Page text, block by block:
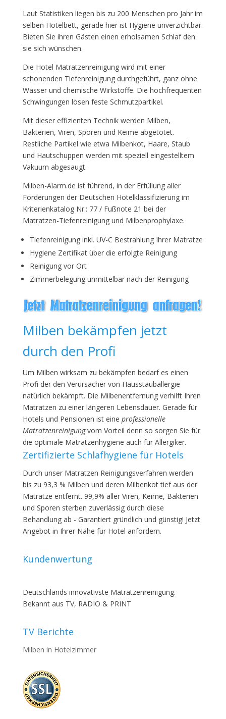
Laut Statistiken liegen bis zu 200 Menschen pro Jahr im
selben Hotelbett, gerade hier ist Hygiene unverzichtbar.
Bieten Sie ihren Gästen einen erholsamen Schlaf den
sie sich wünschen.
Die Hotel Matratzenreinigung wird mit einer
schonenden Tiefenreinigung durchgeführt, ganz ohne
Wasser und chemische Wirkstoffe. Die hochfrequenten
Schwingungen lösen feste Schmutzpartikel.
Mit dieser effizienten Technik werden Milben,
Bakterien, Viren, Sporen und Keime abgetötet.
Restliche Partikel wie etwa Milbenkot, Haare, Staub
und Hautschuppen werden mit speziell eingestelltem
Vakuum abgesaugt.
Milben-Alarm.de ist führend, in der Erfüllung aller
Forderungen der Deutschen Hotelklassifizierung im
Kriterienkatalog Nr.: 77 / Fußnote 21 bei der
Matratzen-Tiefenreinigung und Milbenprophylaxe.
Tiefenreinigung inkl. UV-C Bestrahlung Ihrer Matratze
Hygiene Zertifikat über die erfolgte Reinigung
Reinigung vor Ort
Zimmerbelegung unmittelbar nach der Reinigung
Milben bekämpfen jetzt
durch den Profi
Um Milben wirksam zu bekämpfen bedarf es einen
Profi der den Verursacher von Hausstauballergie
natürlich bekämpft. Die Milbenentfernung verhilft Ihren
Matratzen zu einer längeren Lebensdauer. Gerade für
Hotels und Pensionen ist eine professionelle
Matratzenreinigungvom Vorteil denn so sorgen Sie für
die optimale Matratzenhygiene auch für Allergiker.
Zertifizierte Schlafhygiene für Hotels
Durch unser Matratzen Reinigungsverfahren werden
bis zu 93,3 % Milben und deren Milbenkot tief aus der
Matratze entfernt. 99,9% aller Viren, Keime, Bakterien
und Sporen sterben zuverlässig durch diese
Behandlung ab - Garantiert gründlich und günstig! Jetzt
Angebot in Ihrer Nähe für Hotel anfordern.
Kundenwertung
Deutschlands innovativste Matratzenreinigung.
Bekannt aus TV, RADIO & PRINT
TV Berichte
Milben in Hotelzimmer